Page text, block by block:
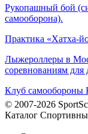
Рукопашный бой
самооборона).
Практика «Хатха-
Лыжероллеры в
соревнованиям для
Клуб самообороны
© 2007-2026
Каталог